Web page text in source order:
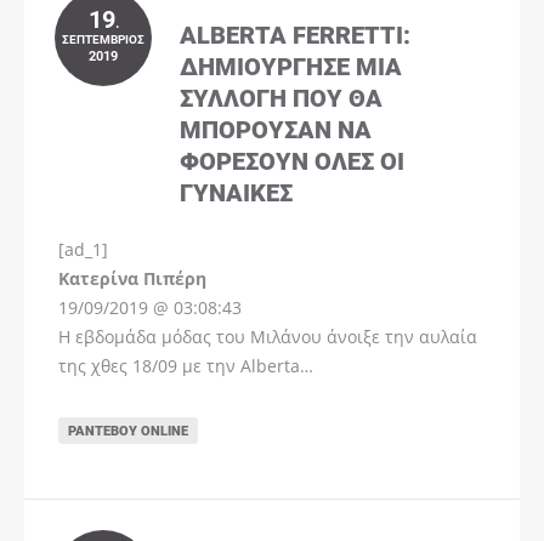
19.
ΣΕΠΤΈΜΒΡΙΟΣ
2019
ALBERTA FERRETTI:
ΔΗΜΙΟΎΡΓΗΣΕ ΜΊΑ
ΣΥΛΛΟΓΉ ΠΟΥ ΘΑ
ΜΠΟΡΟΎΣΑΝ ΝΑ
ΦΟΡΈΣΟΥΝ ΌΛΕΣ ΟΙ
ΓΥΝΑΊΚΕΣ
[ad_1]
Kατερίνα Πιπέρη
19/09/2019 @ 03:08:43
Η εβδομάδα μόδας του Μιλάνου άνοιξε την αυλαία
της χθες 18/09 με την Alberta…
ΡΑΝΤΕΒΟΎ ONLINE